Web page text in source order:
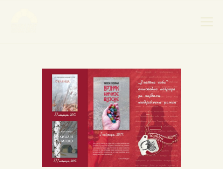
НАСЛОВНА
НОВОСТИ
НАЈАВА ДОГАЂАЈА
БАНСКИ ДВОР
ФОТОГРАФИЈЕ
ВИДЕО